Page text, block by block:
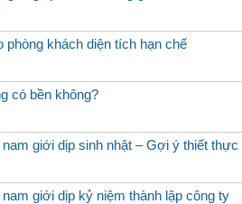
phòng khách diện tích hạn chế
có bền không?
giới dịp sinh nhật – Gợi ý thiết thực
giới dịp kỷ niệm thành lập công ty